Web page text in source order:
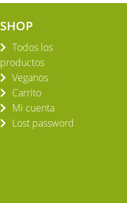
SHOP
Todos los
productos
Veganos
Carrito
Mi cuenta
Lost password